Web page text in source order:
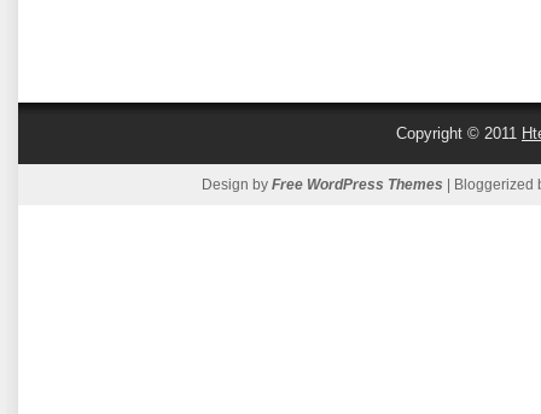
Copyright © 2011
Design by Free WordPress Themes | Bloggerized